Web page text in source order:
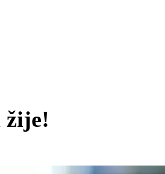
žije!